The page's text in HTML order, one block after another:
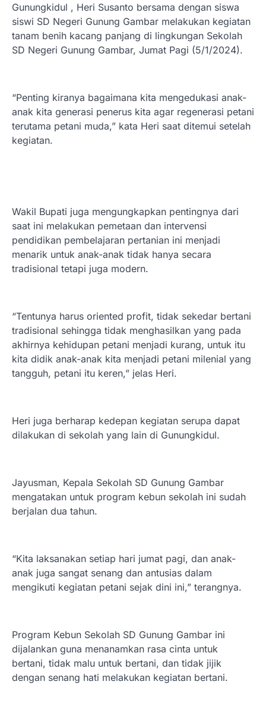
Gunungkidul , Heri Susanto bersama dengan siswa
siswi SD Negeri Gunung Gambar melakukan kegiatan
tanam benih kacang panjang di lingkungan Sekolah
SD Negeri Gunung Gambar, Jumat Pagi (5/1/2024).
“Penting kiranya bagaimana kita mengedukasi anak-
anak kita generasi penerus kita agar regenerasi petani
terutama petani muda,” kata Heri saat ditemui setelah
kegiatan.
Wakil Bupati juga mengungkapkan pentingnya dari
saat ini melakukan pemetaan dan intervensi
pendidikan pembelajaran pertanian ini menjadi
menarik untuk anak-anak tidak hanya secara
tradisional tetapi juga modern.
“Tentunya harus oriented profit, tidak sekedar bertani
tradisional sehingga tidak menghasilkan yang pada
akhirnya kehidupan petani menjadi kurang, untuk itu
kita didik anak-anak kita menjadi petani milenial yang
tangguh, petani itu keren,” jelas Heri.
Heri juga berharap kedepan kegiatan serupa dapat
dilakukan di sekolah yang lain di Gunungkidul.
Jayusman, Kepala Sekolah SD Gunung Gambar
mengatakan untuk program kebun sekolah ini sudah
berjalan dua tahun.
“Kita laksanakan setiap hari jumat pagi, dan anak-
anak juga sangat senang dan antusias dalam
mengikuti kegiatan petani sejak dini ini,” terangnya.
Program Kebun Sekolah SD Gunung Gambar ini
dijalankan guna menanamkan rasa cinta untuk
bertani, tidak malu untuk bertani, dan tidak jijik
dengan senang hati melakukan kegiatan bertani.